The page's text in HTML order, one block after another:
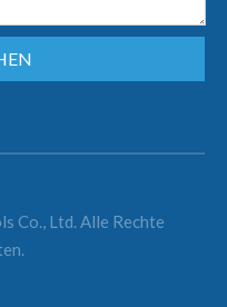
Co., Ltd. Alle Rechte